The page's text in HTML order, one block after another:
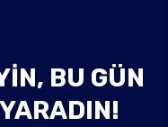
BU GÜN